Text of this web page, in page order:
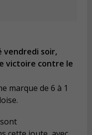
vendredi soir,
victoire contre le
marque de 6 à 1